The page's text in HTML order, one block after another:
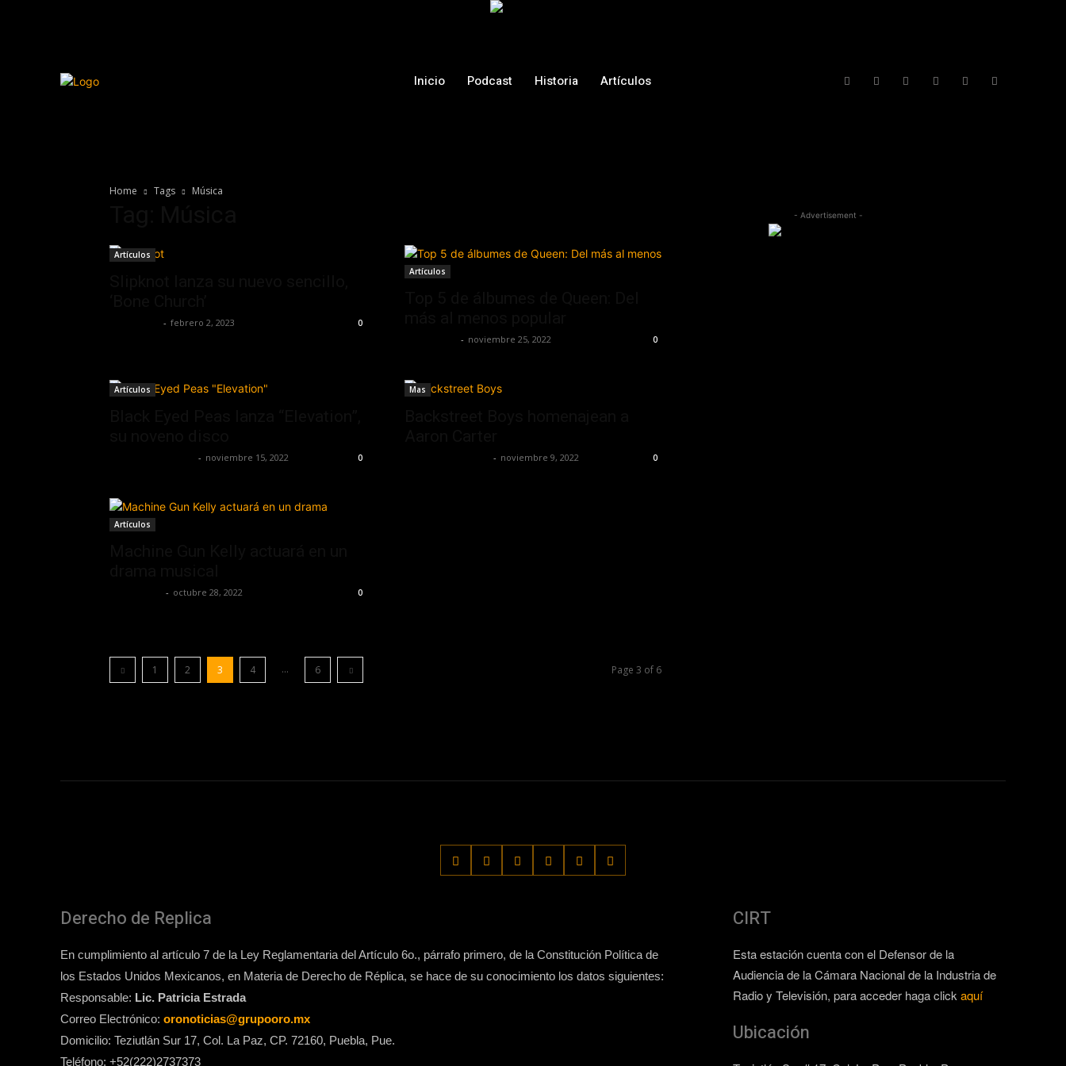
Inicio Podcast Historia Artículos
Home Tags Música
Artículos
- febrero 2, 2023 0
Artículos
- noviembre 25, 2022 0
Artículos
- noviembre 15, 2022 0
Mas
- noviembre 9, 2022 0
Artículos
- octubre 28, 2022 0
1 2 3 4 ... 6 Page 3 of 6
- Advertisement -
Derecho de Replica
En cumplimiento al artículo 7 de la Ley Reglamentaria del Artículo 6o., párrafo primero, de la Constitución Política de
los Estados Unidos Mexicanos, en Materia de Derecho de Réplica, se hace de su conocimiento los datos siguientes:
Responsable: Lic. Patricia Estrada
Correo Electrónico: oronoticias@grupooro.mx
Domicilio: Teziutlán Sur 17, Col. La Paz, CP. 72160, Puebla, Pue.
Teléfono: +52(222)2737373
CIRT
Esta estación cuenta con el Defensor de la
Audiencia de la Cámara Nacional de la Industria de
Radio y Televisión, para acceder haga click aquí
Ubicación